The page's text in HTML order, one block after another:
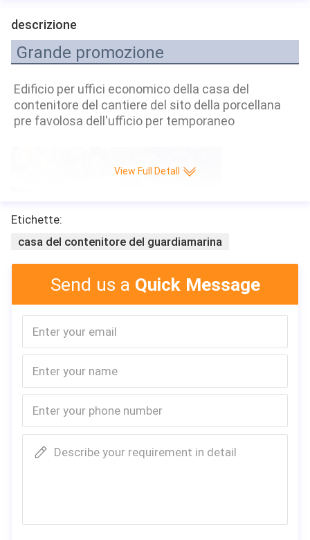
descrizione
Grande promozione
Edificio per uffici economico della casa del
contenitore del cantiere del sito della porcellana
pre favolosa dell'ufficio per temporaneo
View Full Detall
Etichette:
casa del contenitore del guardiamarina
Send us a Quick Message
Describe your requirement in detail